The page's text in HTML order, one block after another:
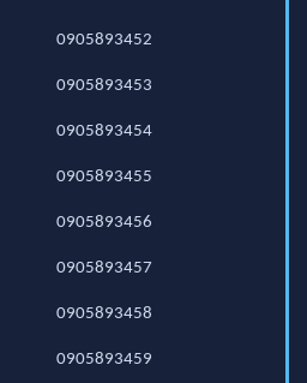
0905893452
0905893453
0905893454
0905893455
0905893456
0905893457
0905893458
0905893459